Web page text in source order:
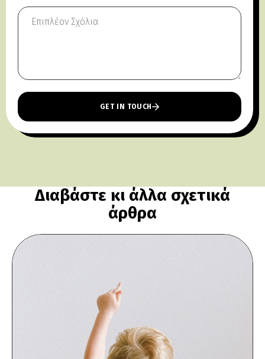
GET IN TOUCH
Διαβάστε κι άλλα σχετικά
άρθρα